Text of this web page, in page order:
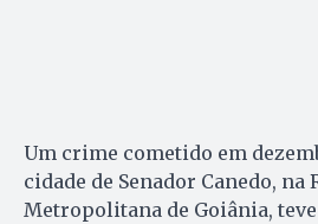
Um crime cometido em
cidade de Senador Canedo, na
Metropolitana de Goiânia,